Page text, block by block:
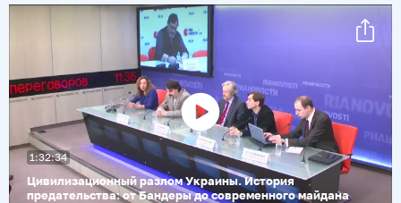
Воспроизвести
видео
Цивилизационный разлом Украины. История
предательства: от Бандеры до современного майдана
1:32:34